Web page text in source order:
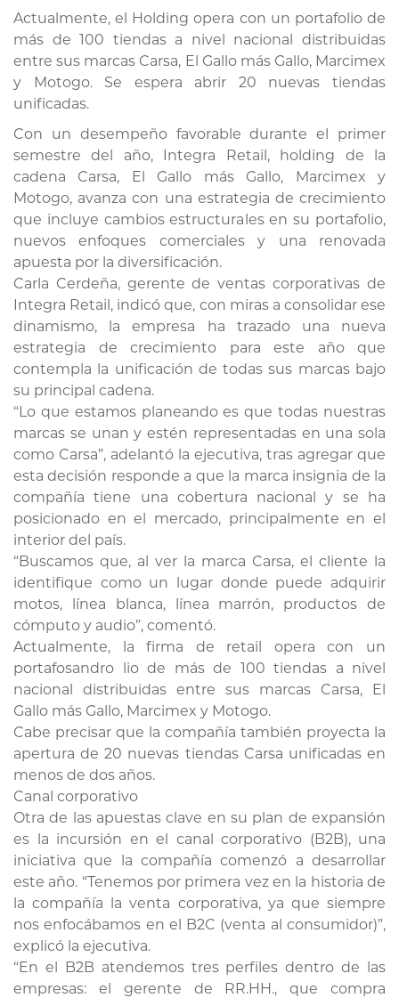
Actualmente, el Holding opera con un portafolio de
más de 100 tiendas a nivel nacional distribuidas
entre sus marcas Carsa, El Gallo más Gallo, Marcimex
y Motogo. Se espera abrir 20 nuevas tiendas
unificadas.
Con un desempeño favorable durante el primer
semestre del año, Integra Retail, holding de la
cadena Carsa, El Gallo más Gallo, Marcimex y
Motogo, avanza con una estrategia de crecimiento
que incluye cambios estructurales en su portafolio,
nuevos enfoques comerciales y una renovada
apuesta por la diversificación.
Carla Cerdeña, gerente de ventas corporativas de
Integra Retail, indicó que, con miras a consolidar ese
dinamismo, la empresa ha trazado una nueva
estrategia de crecimiento para este año que
contempla la unificación de todas sus marcas bajo
su principal cadena.
“Lo que estamos planeando es que todas nuestras
marcas se unan y estén representadas en una sola
como Carsa”, adelantó la ejecutiva, tras agregar que
esta decisión responde a que la marca insignia de la
compañía tiene una cobertura nacional y se ha
posicionado en el mercado, principalmente en el
interior del país.
“Buscamos que, al ver la marca Carsa, el cliente la
identifique como un lugar donde puede adquirir
motos, línea blanca, línea marrón, productos de
cómputo y audio”, comentó.
Actualmente, la firma de retail opera con un
portafosandro lio de más de 100 tiendas a nivel
nacional distribuidas entre sus marcas Carsa, El
Gallo más Gallo, Marcimex y Motogo.
Cabe precisar que la compañía también proyecta la
apertura de 20 nuevas tiendas Carsa unificadas en
menos de dos años.
Canal corporativo
Otra de las apuestas clave en su plan de expansión
es la incursión en el canal corporativo (B2B), una
iniciativa que la compañía comenzó a desarrollar
este año. “Tenemos por primera vez en la historia de
la compañía la venta corporativa, ya que siempre
nos enfocábamos en el B2C (venta al consumidor)”,
explicó la ejecutiva.
“En el B2B atendemos tres perfiles dentro de las
empresas: el gerente de RR.HH., que compra